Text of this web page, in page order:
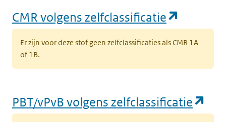
CMR volgens zelfclassificatie
Er zijn voor deze stof geen zelfclassificaties als CMR 1A
of 1B.
PBT/vPvB volgens zelfclassificatie